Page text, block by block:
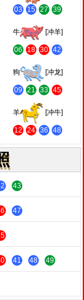
03 15 27 39
牛 [冲羊]
06 18 30 42
狗 [冲龙]
09 21 33 45
羊 [冲牛]
12 24 36 48
43
47
41 48 49